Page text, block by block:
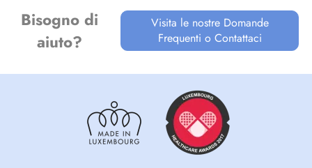
Bisogno di
aiuto?
Visita le nostre Domande
Frequenti o Contattaci